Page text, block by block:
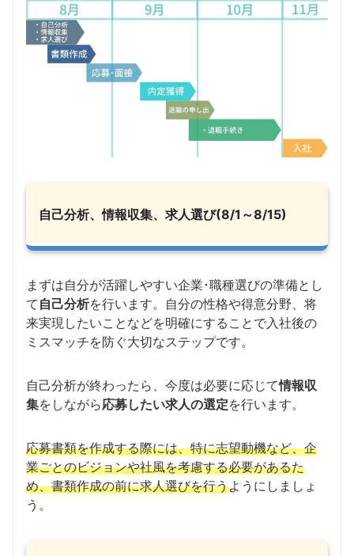
自己分析、情報収集、求人選び(8/1～8/15)
まずは自分が活躍しやすい企業･職種選びの準備とし
て 自己分析を行います。自分の性格や得意分野、将
来実現したいことなどを明確にすることで入社後の
ミスマッチを防ぐ大切なステップです。
自己分析が終わったら、今度は必要に応じて情報収
集をしながら応募したい求人の選定を行います。
応募書類を作成する際には、特に志望動機など、企
業ごとのビジョンや社風を考慮する必要があるた
め、書類作成の前に求人選びを行うようにしましょ
う。